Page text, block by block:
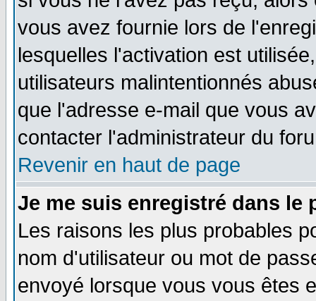
vous avez fournie lors de
lesquelles l'activation est
utilisateurs malintentionnés
que l'adresse e-mail que vous
contacter l'administrateur du
Revenir en haut de page
Je me suis enregistré dans le
Les raisons les plus probables
nom d'utilisateur ou mot de
envoyé lorsque vous vous êtes